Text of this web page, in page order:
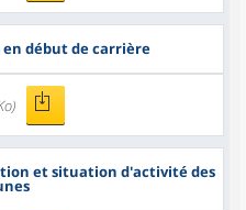
en début de carrière
et situation d'activité des